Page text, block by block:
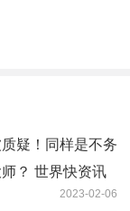
疑！同样是不务
？ 世界快资讯
2023-02-06